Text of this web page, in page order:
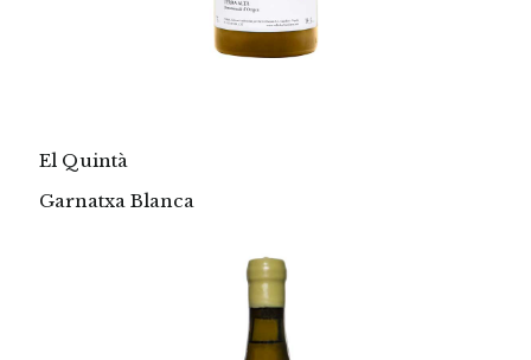
El Quintà
Garnatxa Blanca